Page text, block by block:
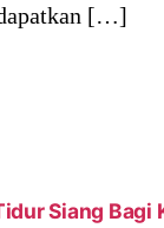
[…]
Siang Bagi